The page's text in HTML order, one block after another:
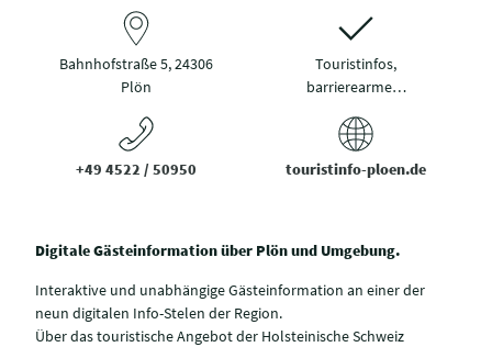
Bahnhofstraße 5, 24306
Plön
Touristinfos,
barrierearme…
+49 4522 / 50950 touristinfo-ploen.de
Digitale Gästeinformation über Plön und Umgebung.
Interaktive und unabhängige Gästeinformation an einer der
neun digitalen Info-Stelen der Region.
Über das touristische Angebot der Holsteinische Schweiz